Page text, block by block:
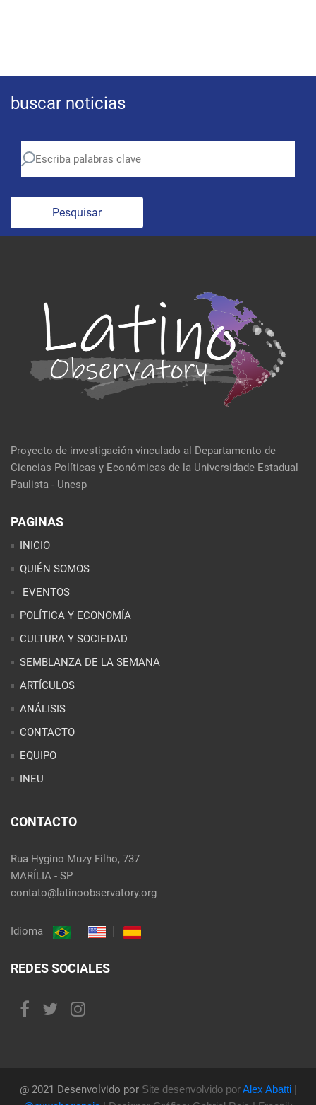
buscar noticias
Pesquisar
Proyecto de investigación vinculado al Departamento de
Ciencias Políticas y Económicas de la Universidade Estadual
Paulista - Unesp
PAGINAS
INICIO
QUIÉN SOMOS
EVENTOS
POLÍTICA Y ECONOMÍA
CULTURA Y SOCIEDAD
SEMBLANZA DE LA SEMANA
ARTÍCULOS
ANÁLISIS
CONTACTO
EQUIPO
INEU
CONTACTO
Rua Hygino Muzy Filho, 737
MARÍLIA - SP
contato@latinoobservatory.org
Idioma
REDES SOCIALES
@ 2021 Desenvolvido porSite desenvolvido porAlex Abatti|